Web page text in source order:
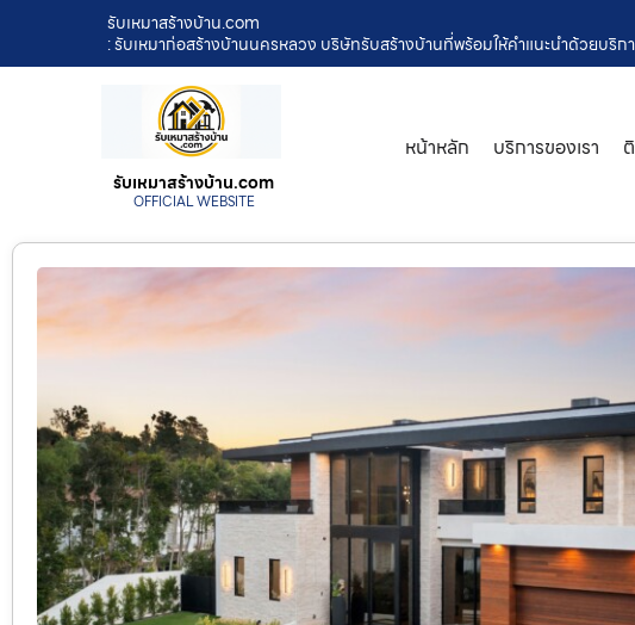
รับเหมาสร้างบ้าน.com
: รับเหมาก่อสร้างบ้านนครหลวง บริษัทรับสร้างบ้านที่พร้อมให้คำแนะนำด้วยบริ
รับเหมาสร้างบ้าน.com
OFFICIAL WEBSITE
หน้าหลัก บริการของเรา